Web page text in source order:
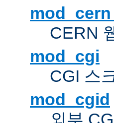
CERN
mod_cgi
CGI 스
mod_cgid
외부